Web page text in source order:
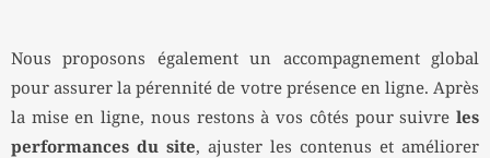
Nous proposons également un accompagnement global
pour assurer la pérennité de votre présence en ligne. Après
la mise en ligne, nous restons à vos côtés pour suivre les
performances du site, ajuster les contenus et améliorer